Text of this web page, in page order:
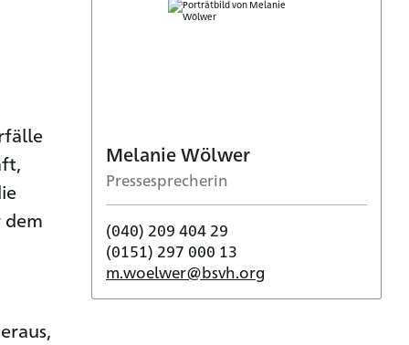
dem
Melanie Wölwer
Pressesprecherin
(040) 209 404 29
(0151) 297 000 13
m.woelwer@bsvh.org